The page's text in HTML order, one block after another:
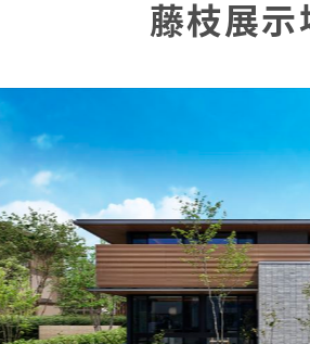
BF Gran SQUARE
Resilience Plus
賃貸併用住宅
家づくり空気環境設計
邸
北海道・東北
東海
九州
STYLE
ASH
WALNUT
MAHOGANY
JAPANESE
WALNUT
YAMAZAKURA
JAPANESE
OAK
家が建つまでどれくらいかかるの？
家の保証ってどうなってるの？
困ったときの迅速対応
clubforest
涼温房
藤枝展示